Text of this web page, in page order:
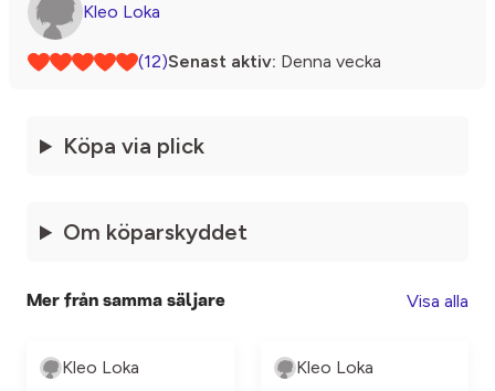
Kleo Loka
(12)Senast aktiv: Denna vecka
Köpa via plick
Om köparskyddet
Mer från samma säljare Visa alla
Kleo Loka Kleo Loka